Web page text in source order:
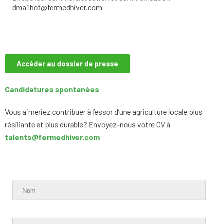
dmailhot@fermedhiver.com
Accéder au dossier de presse
Candidatures spontanées
Vous aimeriez contribuer à l’essor d’une agriculture locale plus
résiliante et plus durable? Envoyez-nous votre CV à
talents@fermedhiver.com